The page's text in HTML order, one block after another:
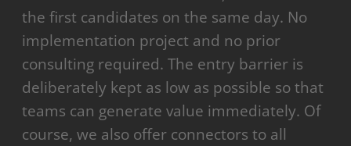
the first candidates on the same day. No
implementation project and no prior
consulting required. The entry barrier is
deliberately kept as low as possible so that
teams can generate value immediately. Of
course, we also offer connectors to all